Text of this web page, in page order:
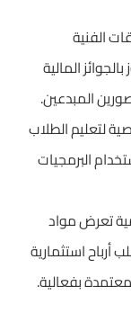
الفنية
المالية
المبدعين.
لتعليم الطلاب
البرمجيات
تعرض مواد
أرباح استثمارية
بفعالية.